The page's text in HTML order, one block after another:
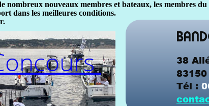
38
Tél :
nombreux nouveaux membres et bateaux, les membres
dans les meilleures conditions.